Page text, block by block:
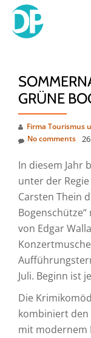
Skip
GRÜNE
Firma Tourismus
No comments
In diesem Jahr
unter der
Carsten Thein
von Edgar
Juli. Beginn ist
Die
kombiniert den
mit modernem